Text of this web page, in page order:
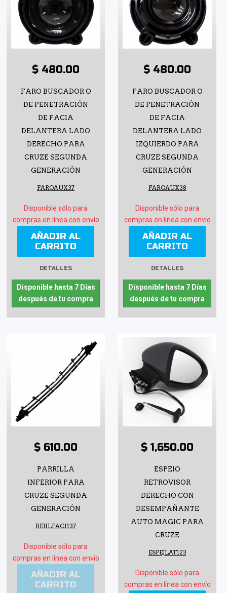
$ 480.00
FARO BUSCADOR O
DE PENETRACIÓN
DE FACIA
DELANTERA LADO
DERECHO PARA
CRUZE SEGUNDA
GENERACIÓN
FAROAUX37
Disponible sólo para
compras en línea con envío
AÑADIR AL
CARRITO
DETALLES
Disponible hasta 7 Días
después de tu compra
$ 480.00
FARO BUSCADOR O
DE PENETRACIÓN
DE FACIA
DELANTERA LADO
IZQUIERDO PARA
CRUZE SEGUNDA
GENERACIÓN
FAROAUX38
Disponible sólo para
compras en línea con envío
AÑADIR AL
CARRITO
DETALLES
Disponible hasta 7 Días
después de tu compra
$ 610.00
PARRILLA
INFERIOR PARA
CRUZE SEGUNDA
GENERACIÓN
REJILFACI137
Disponible sólo para
compras en línea con envío
AÑADIR AL
CARRITO
$ 1,650.00
ESPEJO
RETROVISOR
DERECHO CON
DESEMPAÑANTE
AUTO MAGIC PARA
CRUZE
ESPEJLAT123
Disponible sólo para
compras en línea con envío